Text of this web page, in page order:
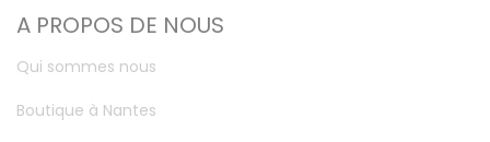
A PROPOS DE NOUS
Qui sommes nous
Boutique à Nantes